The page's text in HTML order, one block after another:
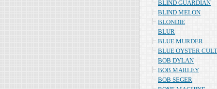
BLIND GUARDIAN
BLIND MELON
BLONDIE
BLUR
BLUE MURDER
BLUE OYSTER CULT
BOB DYLAN
BOB MARLEY
BOB SEGER